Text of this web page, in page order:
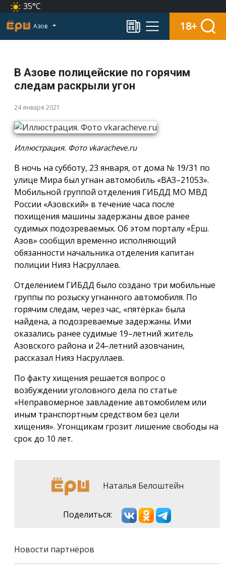
35°C
Азов 18+
В Азове полицейские по горячим
следам раскрыли угон
24 января 2021
Иллюстрация. Фото vkaracheve.ru
В ночь на субботу, 23 января, от дома № 19/31 по
улице Мира был угнан автомобиль «ВАЗ–21053».
Мобильной группой отделения ГИБДД МО МВД
России «Азовский» в течение часа после
похищения машины задержаны двое ранее
судимых подозреваемых. Об этом порталу «Ёрш.
Азов» сообщил временно исполняющий
обязанности начальника отделения капитан
полиции Нияз Насруллаев.
Отделением ГИБДД было создано три мобильные
группы по розыску угнанного автомобиля. По
горячим следам, через час, «пятёрка» была
найдена, а подозреваемые задержаны. Ими
оказались ранее судимые 19–летний житель
Азовского района и 24–летний азовчанин,
рассказал Нияз Насруллаев.
По факту хищения решается вопрос о
возбуждении уголовного дела по статье
«Неправомерное завладение автомобилем или
иным транспортным средством без цели
хищения». Угонщикам грозит лишение свободы на
срок до 10 лет.
Наталья Белоштейн
Поделиться:
Новости партнёров